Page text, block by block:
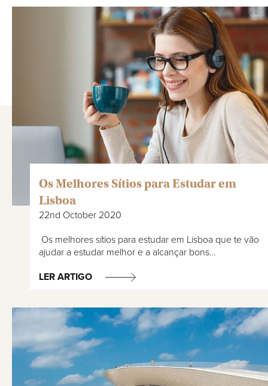
Os Melhores Sítios para Estudar em
Lisboa
22nd October 2020
Os melhores sítios para estudar em Lisboa que te vão
ajudar a estudar melhor e a alcançar bons…
LER ARTIGO